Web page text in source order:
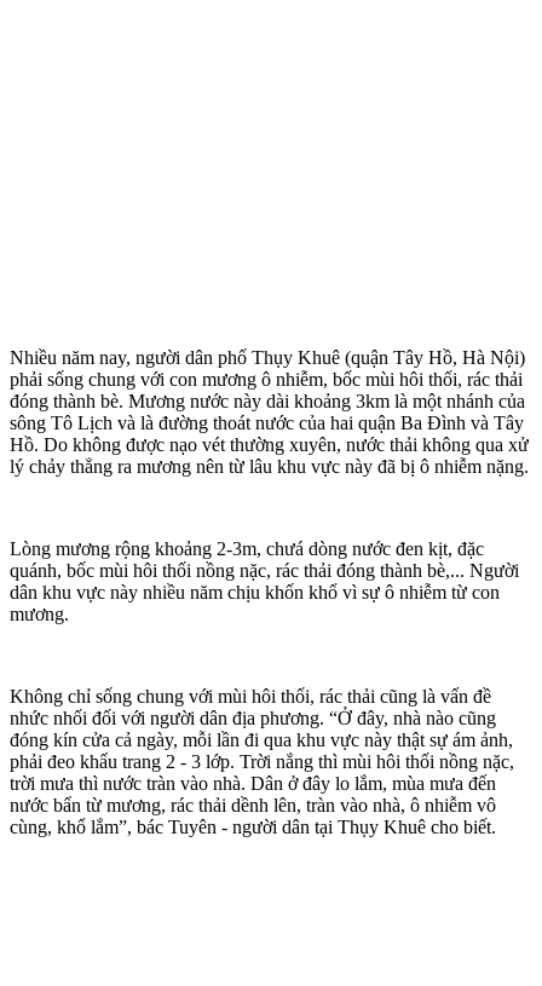
Nhiều năm nay, người dân phố Thụy Khuê (quận Tây Hồ, Hà Nội)
phải sống chung với con mương ô nhiễm, bốc mùi hôi thối, rác thải
đóng thành bè. Mương nước này dài khoảng 3km là một nhánh của
sông Tô Lịch và là đường thoát nước của hai quận Ba Đình và Tây
Hồ. Do không được nạo vét thường xuyên, nước thải không qua xử
lý chảy thẳng ra mương nên từ lâu khu vực này đã bị ô nhiễm nặng.
Lòng mương rộng khoảng 2-3m, chưá dòng nước đen kịt, đặc
quánh, bốc mùi hôi thối nồng nặc, rác thải đóng thành bè,... Người
dân khu vực này nhiều năm chịu khốn khổ vì sự ô nhiễm từ con
mương.
Không chỉ sống chung với mùi hôi thối, rác thải cũng là vấn đề
nhức nhối đối với người dân địa phương. “Ở đây, nhà nào cũng
đóng kín cửa cả ngày, mỗi lần đi qua khu vực này thật sự ám ảnh,
phải đeo khẩu trang 2 - 3 lớp. Trời nắng thì mùi hôi thối nồng nặc,
trời mưa thì nước tràn vào nhà. Dân ở đây lo lắm, mùa mưa đến
nước bẩn từ mương, rác thải dềnh lên, tràn vào nhà, ô nhiễm vô
cùng, khổ lắm”, bác Tuyên - người dân tại Thụy Khuê cho biết.